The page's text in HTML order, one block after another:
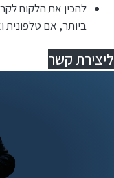
⁠להכין את הלקוח
ביותר, אם
ליצירת קשר